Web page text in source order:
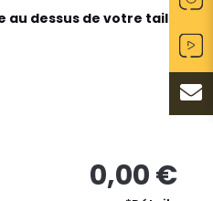
dessus de votre taille
0,00 €